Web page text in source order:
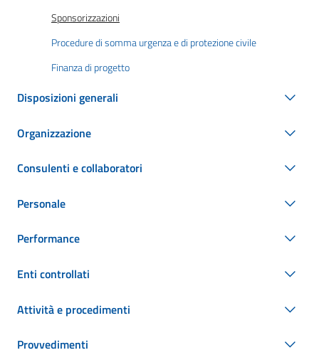
Sponsorizzazioni
Procedure di somma urgenza e di protezione civile
Finanza di progetto
Disposizioni generali
Organizzazione
Consulenti e collaboratori
Personale
Performance
Enti controllati
Attività e procedimenti
Provvedimenti